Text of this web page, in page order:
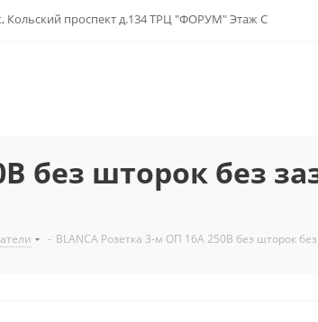
Кольский проспект д.134 ТРЦ "ФОРУМ" Этаж С
без шторок без
- BLANCA Розетка 3-м ОП 16А 250В без шторок